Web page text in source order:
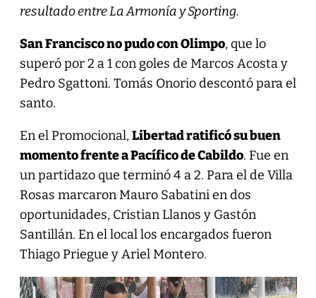
resultado entre La Armonía y Sporting.
San Francisco no pudo con Olimpo, que lo
superó por 2 a 1 con goles de Marcos Acosta y
Pedro Sgattoni. Tomás Onorio descontó para el
santo.
En el Promocional,Libertad ratificó su buen
momento frente a Pacífico de Cabildo. Fue en
un partidazo que terminó 4 a 2. Para el de Villa
Rosas marcaron Mauro Sabatini en dos
oportunidades, Cristian Llanos y Gastón
Santillán. En el local los encargados fueron
Thiago Priegue y Ariel Montero.